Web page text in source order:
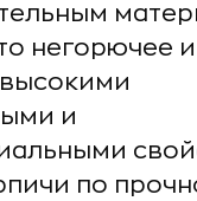
негорючее
и
по